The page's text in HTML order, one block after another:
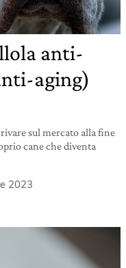
anti-
aging)
sul mercato alla fine
cane che diventa
2023